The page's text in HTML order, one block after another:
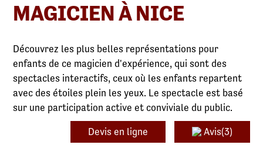
MAGICIEN À NICE
Découvrez les plus belles représentations pour
enfants de ce magicien d'expérience, qui sont des
spectacles interactifs, ceux où les enfants repartent
avec des étoiles plein les yeux. Le spectacle est basé
sur une participation active et conviviale du public.
Devis en ligne Avis(3)